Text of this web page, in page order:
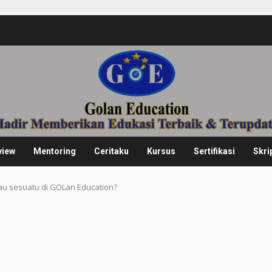
Mentoring Ceritaku Kursus Sertifikasi
sesuatu di GOLan Education?